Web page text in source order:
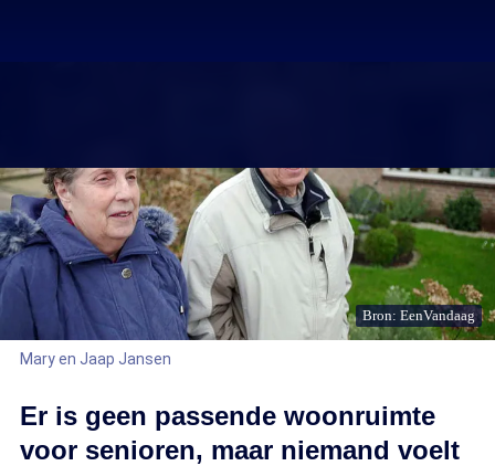
Bron: EenVandaag
Mary en Jaap Jansen
Er is geen passende woonruimte
voor senioren, maar niemand voelt